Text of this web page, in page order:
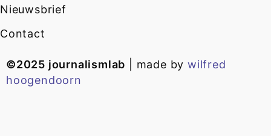
Nieuwsbrief
Contact
©2025 journalismlab | made bywilfred
hoogendoorn